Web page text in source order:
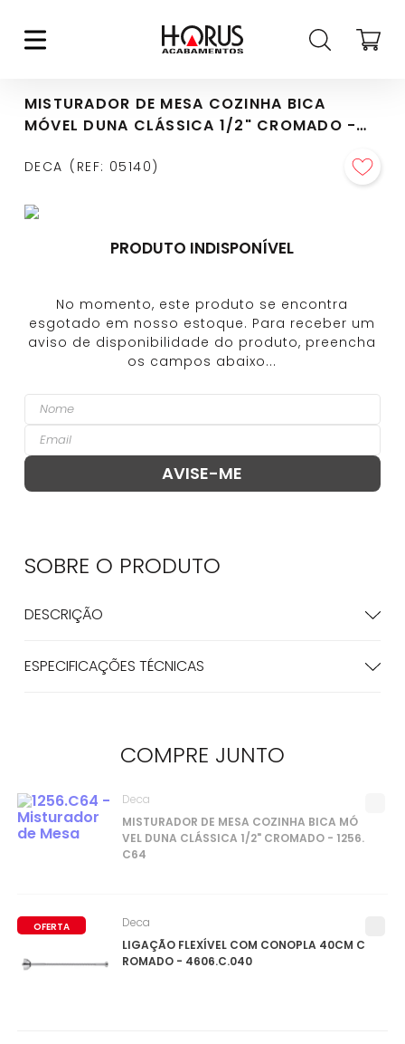
MISTURADOR DE MESA COZINHA BICA
MÓVEL DUNA CLÁSSICA 1/2" CROMADO -
DECA REF: 05140
PRODUTO INDISPONÍVEL
SOBRE O PRODUTO
DESCRIÇÃO
ESPECIFICAÇÕES TÉCNICAS
COMPRE JUNTO
MISTURADOR DE MESA COZINHA BICA MÓ
VEL DUNA CLÁSSICA 1/2" CROMADO - 1256.
C64
Deca
OFERTA
LIGAÇÃO FLEXÍVEL COM CONOPLA 40CM C
ROMADO - 4606.C.040
Deca